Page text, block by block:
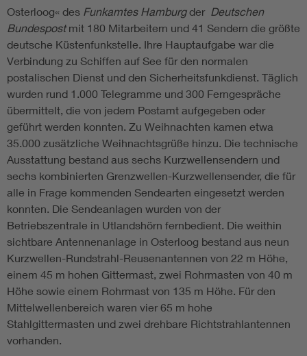
Osterloog« des Funkamtes Hamburgder Deutschen
Bundespostmit 180 Mitarbeitern und 41 Sendern die größte
deutsche Küstenfunkstelle. Ihre Hauptaufgabe war die
Verbindung zu Schiffen auf See für den normalen
postalischen Dienst und den Sicherheitsfunkdienst. Täglich
wurden rund 1.000 Telegramme und 300 Ferngespräche
übermittelt, die von jedem Postamt aufgegeben oder
geführt werden konnten. Zu Weihnachten kamen etwa
35.000 zusätzliche Weihnachtsgrüße hinzu. Die technische
Ausstattung bestand aus sechs Kurzwellensendern und
sechs kombinierten Grenzwellen-Kurzwellensender, die für
alle in Frage kommenden Sendearten eingesetzt werden
konnten. Die Sendeanlagen wurden von der
Betriebszentrale in Utlandshörn fernbedient. Die weithin
sichtbare Antennenanlage in Osterloog bestand aus neun
Kurzwellen-Rundstrahl-Reusenantennen von 22 m Höhe,
einem 45 m hohen Gittermast, zwei Rohrmasten von 40 m
Höhe sowie einem Rohrmast von 135 m Höhe. Für den
Mittelwellenbereich waren vier 65 m hohe
Stahlgittermasten und zwei drehbare Richtstrahlantennen
vorhanden.